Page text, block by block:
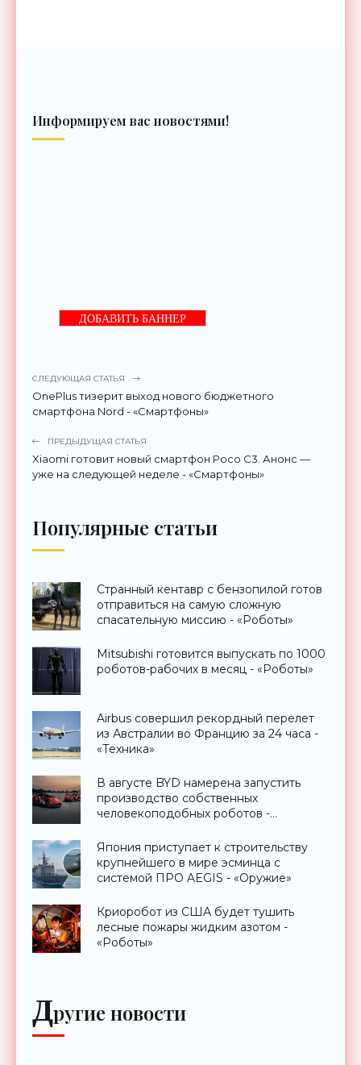
Информируем вас новостями!
ДОБАВИТЬ БАННЕР
СЛЕДУЮЩАЯ СТАТЬЯ
OnePlus тизерит выход нового бюджетного
смартфона Nord - «Смартфоны»
ПРЕДЫДУЩАЯ СТАТЬЯ
Xiaomi готовит новый смартфон Poco C3. Анонс —
уже на следующей неделе - «Смартфоны»
Популярные статьи
Странный кентавр с бензопилой готов
отправиться на самую сложную
спасательную миссию - «Роботы»
Mitsubishi готовится выпускать по 1000
роботов-рабочих в месяц - «Роботы»
Airbus совершил рекордный перелет
из Австралии во Францию за 24 часа -
«Техника»
В августе BYD намерена запустить
производство собственных
человекоподобных роботов -
Япония приступает к строительству
крупнейшего в мире эсминца с
системой ПРО AEGIS - «Оружие»
Криоробот из США будет тушить
лесные пожары жидким азотом -
«Роботы»
Другие новости